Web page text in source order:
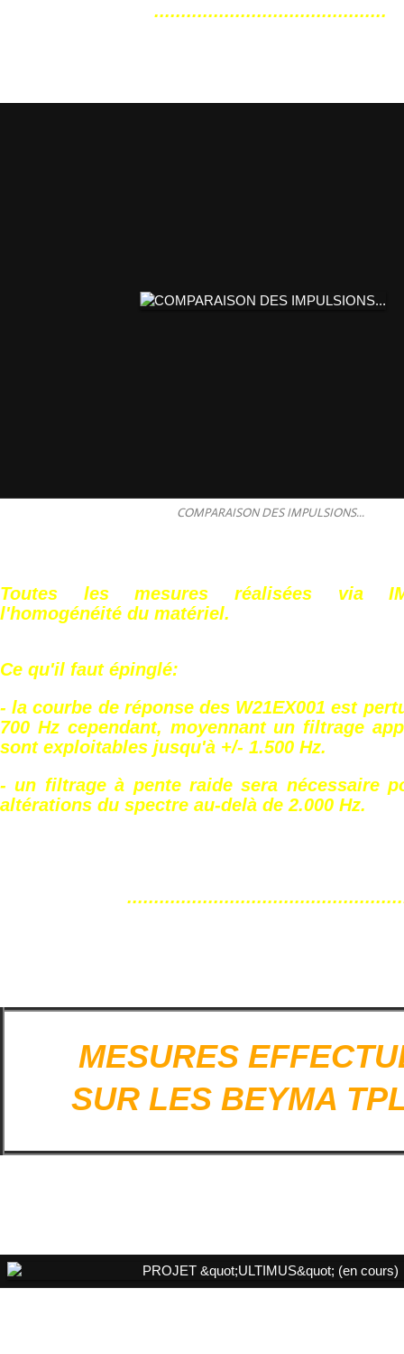
...........................................
COMPARAISON DES IMPULSIONS...
Toutes les mesures réalisées via
l'homogénéité du matériel.
Ce qu'il faut épinglé:
- la courbe de réponse des W21EX001 est
700 Hz cependant, moyennant un filtrage
sont exploitables jusqu'à +/- 1.500 Hz.
- un filtrage à pente raide sera nécessaire
altérations du spectre au-delà de 2.000 Hz.
MESURES
SUR LES BEYMA